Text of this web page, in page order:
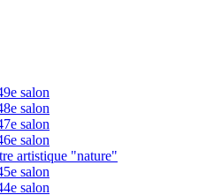
salon
salon
salon
salon
artistique "nature"
salon
salon